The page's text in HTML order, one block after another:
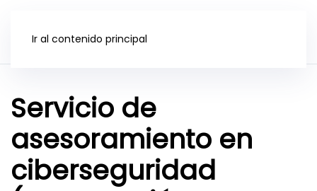
Ir al contenido principal
Servicio de
asesoramiento en
ciberseguridad